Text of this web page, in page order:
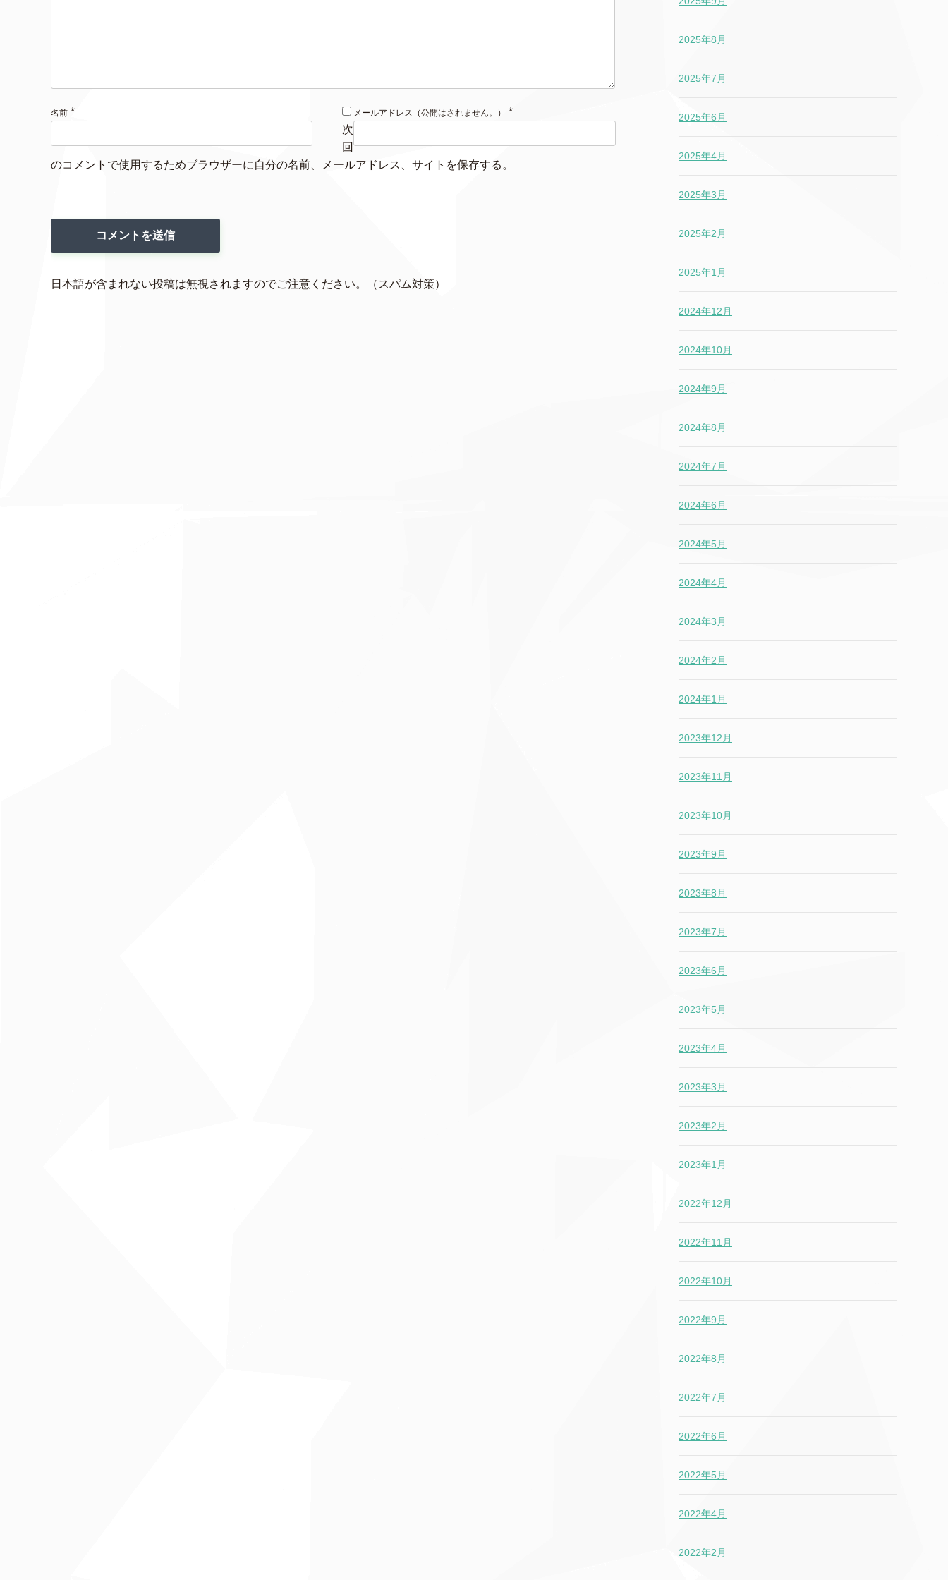
名前 * メールアドレス（公開はされません。）
*
次
回
のコメントで使用するためブラウザーに自分の名前、メールアドレス、サイトを保存する。
日本語が含まれない投稿は無視されますのでご注意ください。（スパム対策）
2025年8月
2025年7月
2025年6月
2025年4月
2025年3月
2025年2月
2025年1月
2024年12月
2024年10月
2024年9月
2024年8月
2024年7月
2024年6月
2024年5月
2024年4月
2024年3月
2024年2月
2024年1月
2023年12月
2023年11月
2023年10月
2023年9月
2023年8月
2023年7月
2023年6月
2023年5月
2023年4月
2023年3月
2023年2月
2023年1月
2022年12月
2022年11月
2022年10月
2022年9月
2022年8月
2022年7月
2022年6月
2022年5月
2022年4月
2022年2月